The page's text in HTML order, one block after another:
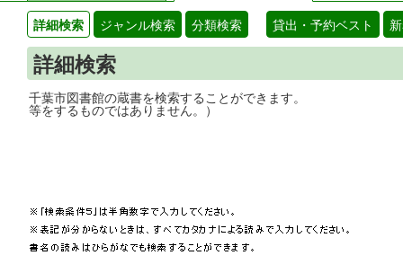
詳細検索 ジャンル検索 分類検索 貸出・予約ベスト
詳細検索
千葉市図書館の蔵書を検索することがで
等をするものではありません。）